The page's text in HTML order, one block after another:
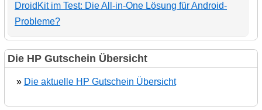
DroidKit im Test: Die All-in-One Lösung für Android-
Probleme?
Die HP Gutschein Übersicht
» Die aktuelle HP Gutschein Übersicht